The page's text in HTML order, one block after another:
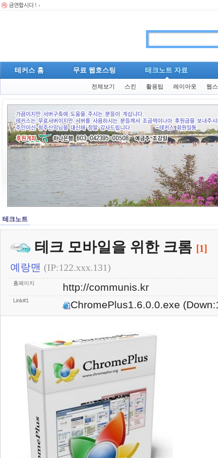
테커스 홈 무료 웹호스팅 테크노트 자료
전체보기 스킨 활용팁 레이아웃 웹
테크노트
테크 모바일을 위한 크롬 [1]
예랑맨 (IP:122.xxx.131)
홈페이지 http://communis.kr
Link#1 ChromePlus1.6.0.0.exe